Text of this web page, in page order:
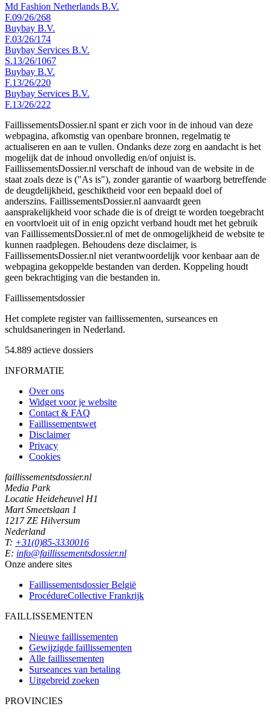
Md Fashion Netherlands B.V.
F.09/26/268
Buybay B.V.
F.03/26/174
Buybay Services B.V.
S.13/26/1067
Buybay B.V.
F.13/26/220
Buybay Services B.V.
F.13/26/222
FaillissementsDossier.nl spant er zich voor in de inhoud van deze
webpagina, afkomstig van openbare bronnen, regelmatig te
actualiseren en aan te vullen. Ondanks deze zorg en aandacht is het
mogelijk dat de inhoud onvolledig en/of onjuist is.
FaillissementsDossier.nl verschaft de inhoud van de website in de
staat zoals deze is ("As is"), zonder garantie of waarborg betreffende
de deugdelijkheid, geschiktheid voor een bepaald doel of
anderszins. FaillissementsDossier.nl aanvaardt geen
aansprakelijkheid voor schade die is of dreigt te worden toegebracht
en voortvloeit uit of in enig opzicht verband houdt met het gebruik
van FaillissementsDossier.nl of met de onmogelijkheid de website te
kunnen raadplegen. Behoudens deze disclaimer, is
FaillissementsDossier.nl niet verantwoordelijk voor kenbaar aan de
webpagina gekoppelde bestanden van derden. Koppeling houdt
geen bekrachtiging van die bestanden in.
Faillissementsdossier
Het complete register van faillissementen, surseances en
schuldsaneringen in Nederland.
54.889 actieve dossiers
INFORMATIE
Over ons
Widget voor je website
Contact & FAQ
Faillissementswet
Disclaimer
Privacy
Cookies
faillissementsdossier.nl
Media Park
Locatie Heideheuvel H1
Mart Smeetslaan 1
1217 ZE Hilversum
Nederland
T: +31(0)85-3330016
E: info@faillissementsdossier.nl
Onze andere sites
Faillissementsdossier België
ProcédureCollective Frankrijk
FAILLISSEMENTEN
Nieuwe faillissementen
Gewijzigde faillissementen
Alle faillissementen
Surseances van betaling
Uitgebreid zoeken
PROVINCIES